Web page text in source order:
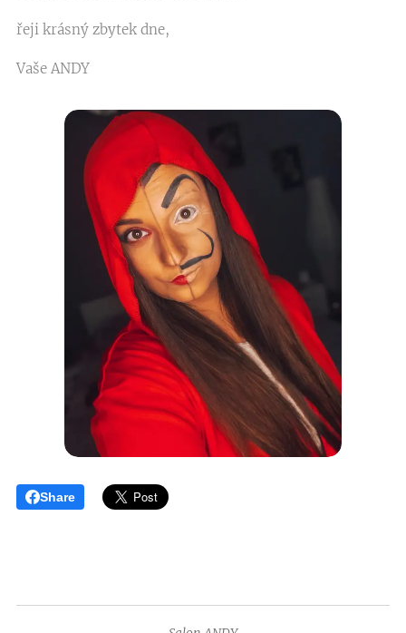
řeji krásný zbytek dne,
Vaše ANDY
Share